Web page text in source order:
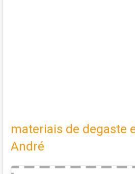
materiais de degaste
André